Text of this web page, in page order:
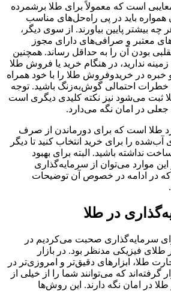
است که معمولاً برای طلا برشمرده
باید در پی راه‌حل‌های مناسب
چه بیشتر پایین بیاورند. از سوی دیگر،
معتبر و صرافی‌های دارای مجوز
بودن آن را به حداقل رساند. همچنین
ندارید، در هنگام خرید یا فروش طلا
خبره در خریدوفروش طلا را با خود همراه
خطرات احتمالی گوش‌به‌زنگ باشید. توجه
ثبت می‌شود نیز نکته کلیدی دیگری است
در امان نگه می‌دارد.
طلا است که برای دورماندن از صرف
آب‌شده را برای خرید انتخاب کنید تا دیگر
نداشته باشید. البته برای بهبود
موارد می‌‌‌‌‌‌‌‌‌‌‌‌‌‌‌‌‌‌‌‌‌‌‌‌‌‌‌‌‌‌‌‌‌‌‌‌‌‌‌‌‌‌‌‌‌‌‌‌‌‌‌‌‌‌‌‌‌‌‌‌‌‌‌‌‌‌‌‌‌‌‌‌‌‌‌‌‌‌‌‌توان از سرمایه‌‌‌‌‌‌‌‌‌‌‌‌‌‌‌‌‌‌‌‌‌‌‌‌‌‌‌‌‌‌‌‌‌‌‌‌‌‌‌‌‌‌‌‌‌‌‌‌‌‌‌‌‌‌‌‌‌‌‌‌‌‌‌‌‌‌‌‌‌‌‌‌‌‌‌‌‌‌‌‌گذاری
در ادامه در خصوص آن توضیحات
در طلا
سرمایه‌گذاری صحبت می‌کردیم در
فیزیکی مدنظر بود. در بازار
طلا، ابزارهای دقیق‌تر و امروزی‌تر در
گرفته‌اند که می‌توانند شما را از خیلی از
در امان نگه دارند. این روش‌‌‌‌‌‌‌‌‌‌‌‌‌‌‌‌‌‌‌‌‌‌‌‌‌‌‌‌‌‌‌‌‌‌‌‌‌‌‌‌‌‌‌‌‌‌‌‌‌‌‌‌‌‌‌‌‌‌‌‌‌‌‌‌‌‌‌‌‌‌‌‌‌‌‌‌‌‌‌‌ها